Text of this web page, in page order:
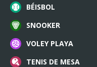
BÉISBOL
SNOOKER
VOLEY PLAYA
TENIS DE MESA